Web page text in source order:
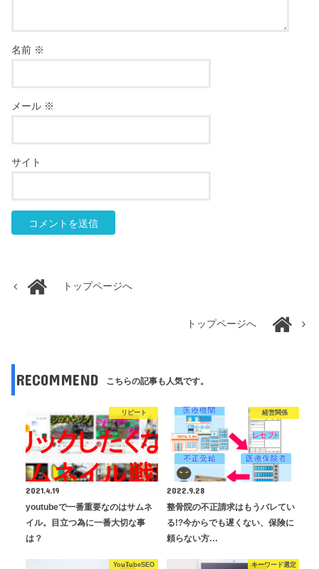
名前 ※
メール ※
サイト
トップページへ
トップページへ
RECOMMEND こちらの記事も人気です。
リピート
2021.4.19
youtubeで一番重要なのはサムネ
イル。目立つ為に一番大切な事
は？
経営関係
2022.9.28
整骨院の不正請求はもうバレてい
る!?今からでも遅くない、保険に
頼らない方…
YouTubeSEO キーワード選定